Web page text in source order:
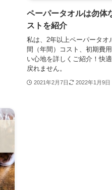
ペーパータオルは勿体
ストを紹介
私は、2年以上ペーパータオ
間（年間）コスト、初期費
い心地を詳しくご紹介！快
戻れません。
2021年2月7日 2022年1月9日